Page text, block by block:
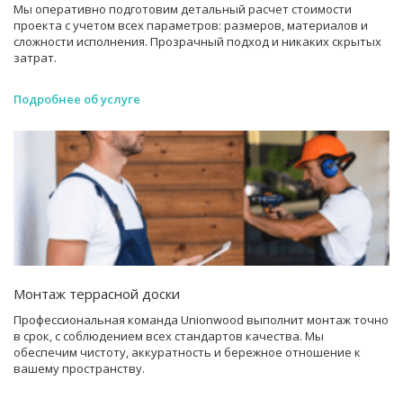
Мы оперативно подготовим детальный расчет стоимости
проекта с учетом всех параметров: размеров, материалов и
сложности исполнения. Прозрачный подход и никаких скрытых
затрат.
Подробнее об услуге
Монтаж террасной доски
Профессиональная команда Unionwood выполнит монтаж точно
в срок, с соблюдением всех стандартов качества. Мы
обеспечим чистоту, аккуратность и бережное отношение к
вашему пространству.